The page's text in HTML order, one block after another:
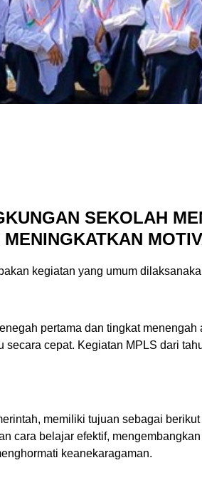
SEKOLAH
MENINGKATKAN
kegiatan yang umum
pertama dan tingkat
cepat. Kegiatan MPLS dari
memiliki tujuan sebagai
cara belajar efektif,
keanekaragaman.